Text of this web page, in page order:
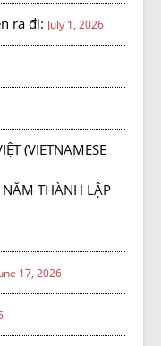
ra đi: July 1, 2026
(VIETNAMESE
NĂM THÀNH LẬP
17, 2026